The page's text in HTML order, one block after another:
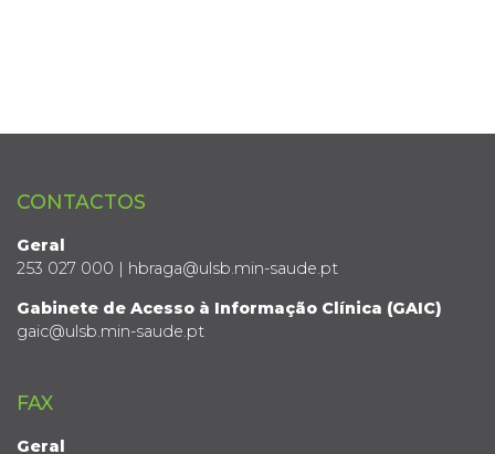
CONTACTOS
Geral
253 027 000 | hbraga@ulsb.min-saude.pt
Gabinete de Acesso à Informação Clínica (GAIC)
gaic@ulsb.min-saude.pt
FAX
Geral